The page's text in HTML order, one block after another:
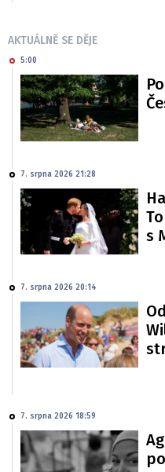
AKTUÁLNĚ SE DĚJE
5:00
7. srpna 2026 21:28
s
7. srpna 2026 20:14
7. srpna 2026 18:59